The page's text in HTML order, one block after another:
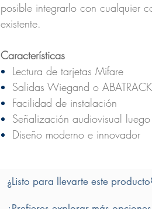
posible integrarlo con cualquier
existente.
Características
Lectura de tarjetas Mifare
Salidas Wiegand o
Facilidad de instalación
Señalización audiovisual
Diseño moderno e innovador
¿Listo para llevarte este